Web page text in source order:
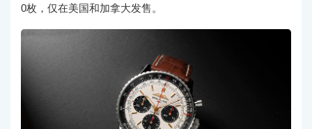
0枚，仅在美国和加拿大发售。